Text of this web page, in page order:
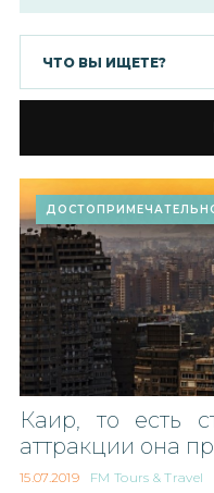
Каир, то есть
аттракции она
15.07.2019 FM Tours & Travel